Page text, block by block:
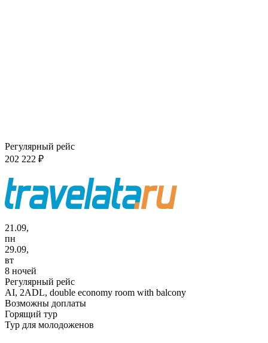
Регулярный рейс
202 222 ₽
21.09,
пн
29.09,
вт
8 ночей
Регулярный рейс
AI, 2ADL, double economy room with balcony
Возможны доплаты
Горящий тур
Тур для молодоженов